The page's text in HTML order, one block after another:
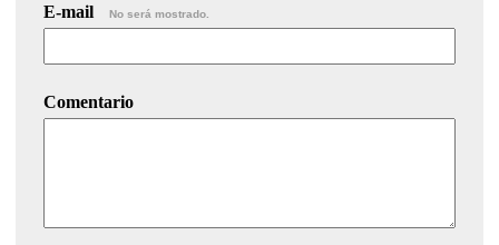
E-mail No será mostrado.
Comentario